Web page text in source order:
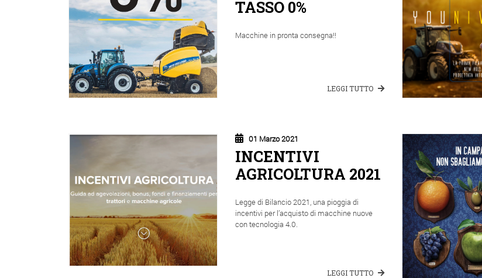
TASSO 0%
Macchine in pronta consegna!!
LEGGI TUTTO
01 Marzo 2021
INCENTIVI
AGRICOLTURA 2021
Legge di Bilancio 2021, una pioggia di
incentivi per l’acquisto di macchine nuove
con tecnologia 4.0.
LEGGI TUTTO